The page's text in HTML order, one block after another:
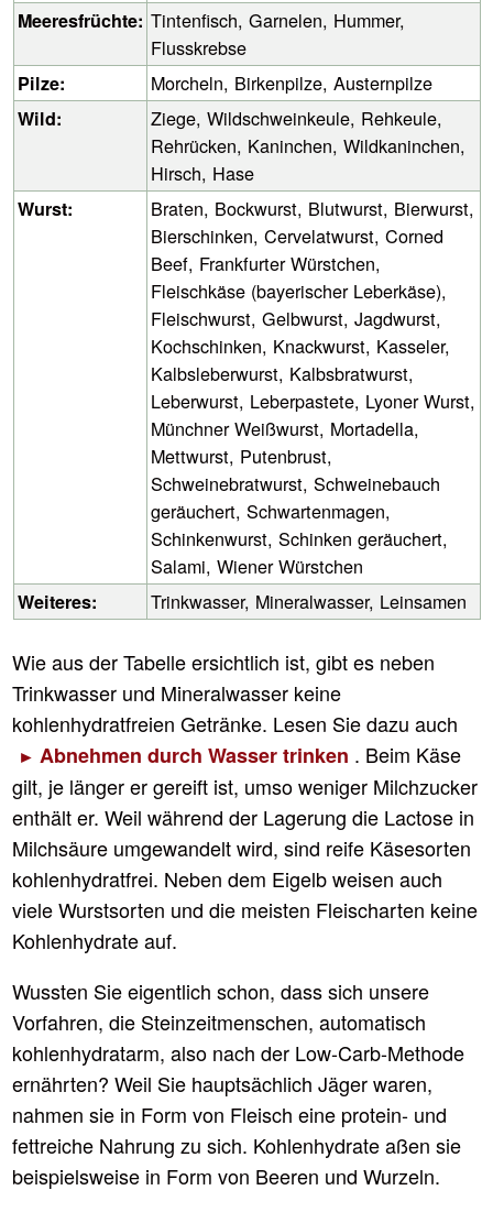
Meeresfrüchte: Tintenfisch, Garnelen, Hummer,
Flusskrebse
Pilze: Morcheln, Birkenpilze, Austernpilze
Wild:
Ziege, Wildschweinkeule, Rehkeule,
Rehrücken, Kaninchen, Wildkaninchen,
Hirsch, Hase
Wurst:
Braten, Bockwurst, Blutwurst, Bierwurst,
Bierschinken, Cervelatwurst, Corned
Beef, Frankfurter Würstchen,
Fleischkäse (bayerischer Leberkäse),
Fleischwurst, Gelbwurst, Jagdwurst,
Kochschinken, Knackwurst, Kasseler,
Kalbsleberwurst, Kalbsbratwurst,
Leberwurst, Leberpastete, Lyoner Wurst,
Münchner Weißwurst, Mortadella,
Mettwurst, Putenbrust,
Schweinebratwurst, Schweinebauch
geräuchert, Schwartenmagen,
Schinkenwurst, Schinken geräuchert,
Salami, Wiener Würstchen
Weiteres: Trinkwasser, Mineralwasser, Leinsamen
Wie aus der Tabelle ersichtlich ist, gibt es neben
Trinkwasser und Mineralwasser keine
kohlenhydratfreien Getränke. Lesen Sie dazu auch
Abnehmen durch Wasser trinken . Beim Käse
gilt, je länger er gereift ist, umso weniger Milchzucker
enthält er. Weil während der Lagerung die Lactose in
Milchsäure umgewandelt wird, sind reife Käsesorten
kohlenhydratfrei. Neben dem Eigelb weisen auch
viele Wurstsorten und die meisten Fleischarten keine
Kohlenhydrate auf.
Wussten Sie eigentlich schon, dass sich unsere
Vorfahren, die Steinzeitmenschen, automatisch
kohlenhydratarm, also nach der Low-Carb-Methode
ernährten? Weil Sie hauptsächlich Jäger waren,
nahmen sie in Form von Fleisch eine protein- und
fettreiche Nahrung zu sich. Kohlenhydrate aßen sie
beispielsweise in Form von Beeren und Wurzeln.